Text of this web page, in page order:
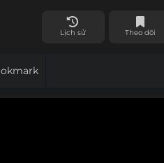
Lịch sử Theo dõi